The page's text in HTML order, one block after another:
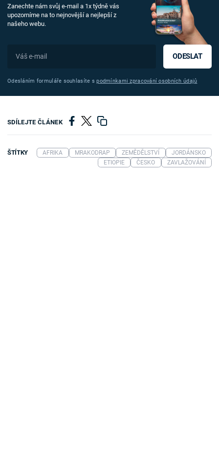
Zanechte nám svůj e-mail a 1x týdně vás
upozorníme na to nejnovější a nejlepší z
našeho webu.
ODESLAT
Odesláním formuláře souhlasíte spodmínkami zpracování osobních údajů
SDÍLEJTE ČLÁNEK
ŠTÍTKY AFRIKA MRAKODRAP ZEMĚDĚLSTVÍ
JORDÁNSKO
ETIOPIE
ČESKO ZAVLAŽOVÁNÍ